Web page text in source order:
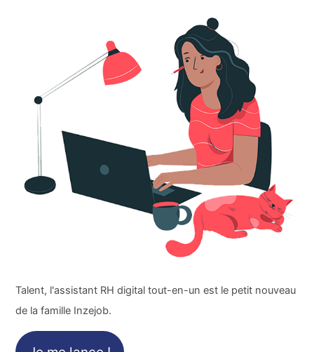
Talent, l'assistant RH digital tout-en-un est le petit nouveau
de la famille Inzejob.